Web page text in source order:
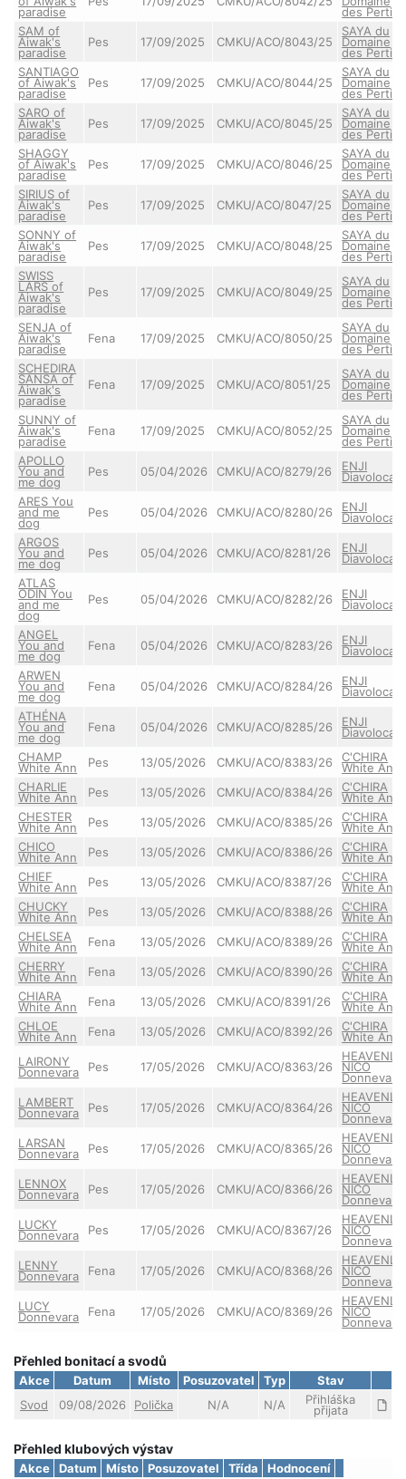
paradise
des Pertins
SAM of
Aiwak's
paradise
Pes 17/09/2025 CMKU/ACO/8043/25
SAYA du
Domaine
des Pertins
SANTIAGO
of Aiwak's
paradise
Pes 17/09/2025 CMKU/ACO/8044/25
SAYA du
Domaine
des Pertins
SARO of
Aiwak's
paradise
Pes 17/09/2025 CMKU/ACO/8045/25
SAYA du
Domaine
des Pertins
SHAGGY
of Aiwak's
paradise
Pes 17/09/2025 CMKU/ACO/8046/25
SAYA du
Domaine
des Pertins
SIRIUS of
Aiwak's
paradise
Pes 17/09/2025 CMKU/ACO/8047/25
SAYA du
Domaine
des Pertins
SONNY of
Aiwak's
paradise
Pes 17/09/2025 CMKU/ACO/8048/25
SAYA du
Domaine
des Pertins
SWISS
LARS of
Aiwak's
paradise
Pes 17/09/2025 CMKU/ACO/8049/25
SAYA du
Domaine
des Pertins
SENJA of
Aiwak's
paradise
Fena 17/09/2025 CMKU/ACO/8050/25
SAYA du
Domaine
des Pertins
SCHEDIRA
SANSA of
Aiwak's
paradise
Fena 17/09/2025 CMKU/ACO/8051/25
SAYA du
Domaine
des Pertins
SUNNY of
Aiwak's
paradise
Fena 17/09/2025 CMKU/ACO/8052/25
SAYA du
Domaine
des Pertins
APOLLO
You and
me dog
Pes 05/04/2026 CMKU/ACO/8279/26 ENJI
ARES You
and me
dog
Pes 05/04/2026 CMKU/ACO/8280/26 ENJI
ARGOS
You and
me dog
Pes 05/04/2026 CMKU/ACO/8281/26 ENJI
ATLAS
ODIN You
and me
dog
Pes 05/04/2026 CMKU/ACO/8282/26 ENJI
ANGEL
You and
me dog
Fena 05/04/2026 CMKU/ACO/8283/26 ENJI
ARWEN
You and
me dog
Fena 05/04/2026 CMKU/ACO/8284/26 ENJI
ATHÉNA
You and
me dog
Fena 05/04/2026 CMKU/ACO/8285/26 ENJI
CHAMP
White Ann Pes 13/05/2026 CMKU/ACO/8383/26 C'CHIRA
White Ann
CHARLIE
White Ann Pes 13/05/2026 CMKU/ACO/8384/26 C'CHIRA
White Ann
CHESTER
White Ann Pes 13/05/2026 CMKU/ACO/8385/26 C'CHIRA
White Ann
CHICO
White Ann Pes 13/05/2026 CMKU/ACO/8386/26 C'CHIRA
White Ann
CHIEF
White Ann Pes 13/05/2026 CMKU/ACO/8387/26 C'CHIRA
White Ann
CHUCKY
White Ann Pes 13/05/2026 CMKU/ACO/8388/26 C'CHIRA
White Ann
CHELSEA
White Ann Fena 13/05/2026 CMKU/ACO/8389/26 C'CHIRA
White Ann
CHERRY
White Ann Fena 13/05/2026 CMKU/ACO/8390/26 C'CHIRA
White Ann
CHIARA
White Ann Fena 13/05/2026 CMKU/ACO/8391/26 C'CHIRA
White Ann
CHLOE
White Ann Fena 13/05/2026 CMKU/ACO/8392/26 C'CHIRA
White Ann
LAIRONY
Donnevara Pes 17/05/2026 CMKU/ACO/8363/26
HEAVENLY
NICO
Donnevara
LAMBERT
Donnevara Pes 17/05/2026 CMKU/ACO/8364/26
HEAVENLY
NICO
Donnevara
LARSAN
Donnevara Pes 17/05/2026 CMKU/ACO/8365/26
HEAVENLY
NICO
Donnevara
LENNOX
Donnevara Pes 17/05/2026 CMKU/ACO/8366/26
HEAVENLY
NICO
Donnevara
LUCKY
Donnevara Pes 17/05/2026 CMKU/ACO/8367/26
HEAVENLY
NICO
Donnevara
LENNY
Donnevara Fena 17/05/2026 CMKU/ACO/8368/26
HEAVENLY
NICO
Donnevara
LUCY
Donnevara Fena 17/05/2026 CMKU/ACO/8369/26
HEAVENLY
NICO
Donnevara
Přehled bonitací a svodů
Akce Datum Místo Posuzovatel Typ
Stav
Svod
09/08/2026 Polička N/A N/A Přihláška
přijata
Přehled klubových výstav
Akce Datum Místo Posuzovatel Třída Hodnocení